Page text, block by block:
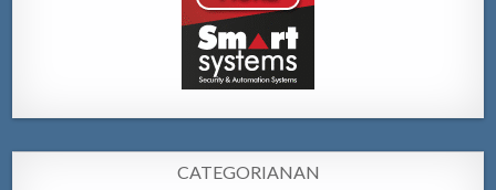
CATEGORIANAN